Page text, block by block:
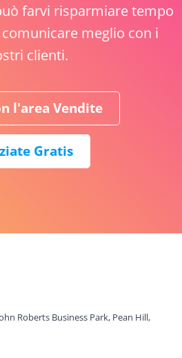
farvi risparmiare tempo
meglio con i
clienti.
l'area Vendite
Gratis
Roberts Business Park, Pean Hill,